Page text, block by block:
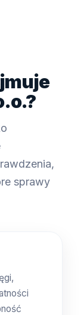
sprawy